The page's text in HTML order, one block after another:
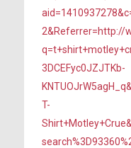
2&Referrer=http://
3DCEFyc0JZJTKb-
T-